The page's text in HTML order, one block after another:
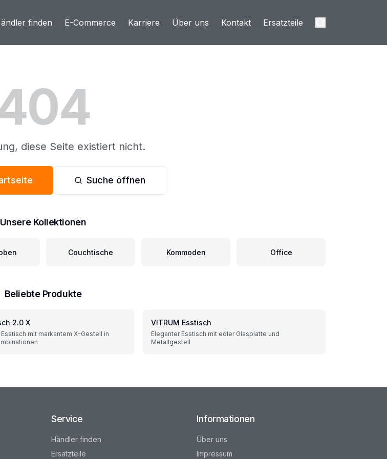
finden E-Commerce Karriere Über uns Kontakt Ersatzteile
diese Seite existiert nicht.
Suche öffnen
Unsere Kollektionen
Couchtische Kommoden Office
Beliebte Produkte
2.0 X
mit markantem X-Gestell in
VITRUM Esstisch
Eleganter Esstisch mit edler Glasplatte und
Metallgestell
Service
Händler finden
Ersatzteile
Informationen
Über uns
Impressum